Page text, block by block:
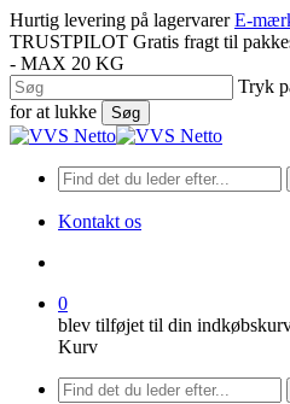
Spring
til
hovedindhold
Hurtig levering på lagervarer E-
TRUSTPILOT Gratis fragt til
- MAX 20 KG
Tryk
for at lukke
Søg
Luk
Kontakt os
0
blev tilføjet til din
Kurv
Menu